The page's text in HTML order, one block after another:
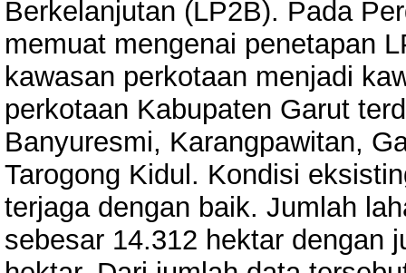
Berkelanjutan (LP2B). Pada
memuat mengenai penetapan
kawasan perkotaan menjadi
perkotaan Kabupaten Garut
Banyuresmi, Karangpawitan,
Tarogong Kidul. Kondisi
terjaga dengan baik. Jumlah
sebesar 14.312 hektar dengan